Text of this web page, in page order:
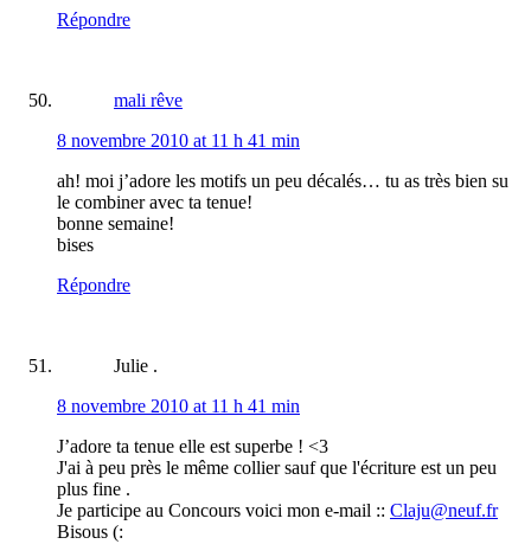
Répondre
mali rêve
8 novembre 2010 at 11 h 41 min
ah! moi j’adore les motifs un peu décalés… tu as très bien su
le combiner avec ta tenue!
bonne semaine!
bises
Répondre
Julie .
8 novembre 2010 at 11 h 41 min
J’adore ta tenue elle est superbe ! <3
J'ai à peu près le même collier sauf que l'écriture est un peu
plus fine .
Je participe au Concours voici mon e-mail :: Claju@neuf.fr
Bisous (: